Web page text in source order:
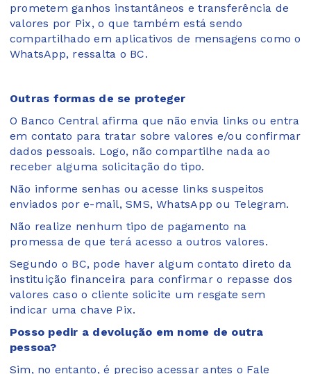
prometem ganhos instantâneos e transferência de
valores por Pix, o que também está sendo
compartilhado em aplicativos de mensagens como o
WhatsApp, ressalta o BC.
Outras formas de se proteger
O Banco Central afirma que não envia links ou entra
em contato para tratar sobre valores e/ou confirmar
dados pessoais. Logo, não compartilhe nada ao
receber alguma solicitação do tipo.
Não informe senhas ou acesse links suspeitos
enviados por e-mail, SMS, WhatsApp ou Telegram.
Não realize nenhum tipo de pagamento na
promessa de que terá acesso a outros valores.
Segundo o BC, pode haver algum contato direto da
instituição financeira para confirmar o repasse dos
valores caso o cliente solicite um resgate sem
indicar uma chave Pix.
Posso pedir a devolução em nome de outra
pessoa?
Sim, no entanto, é preciso acessar antes o Fale